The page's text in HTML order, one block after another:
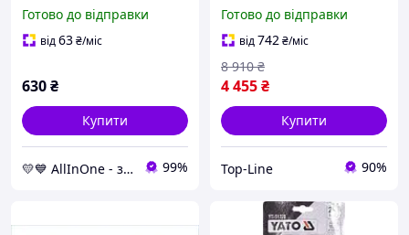
queues-
Готово до відправки
від63₴/міс
630₴
Купити
💛💙 AllInOne - знаходь все необхідне в одному магазині! 99%
губками для роботи з
металом 280 мм
Готово до відправки
від742₴/міс
4 455₴
8 910 ₴
Купити
Top-Line 90%